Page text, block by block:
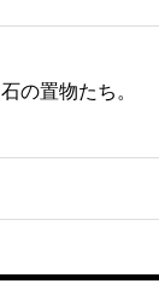
石の置物たち。